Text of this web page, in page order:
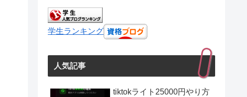
学生ランキング
人気記事
tiktokライト25000円やり方